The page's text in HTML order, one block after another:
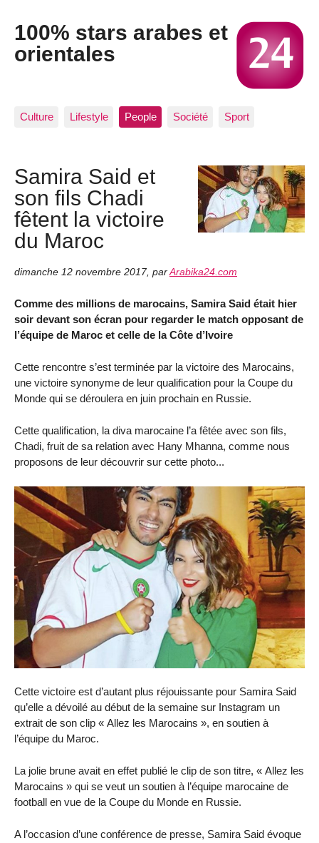
100% stars arabes et
orientales
Culture Lifestyle People Société Sport
Samira Said et
son fils Chadi
fêtent la victoire
du Maroc
dimanche 12 novembre 2017, parArabika24.com
Comme des millions de marocains, Samira Said était hier
soir devant son écran pour regarder le match opposant de
l’équipe de Maroc et celle de la Côte d’Ivoire
Cette rencontre s’est terminée par la victoire des Marocains,
une victoire synonyme de leur qualification pour la Coupe du
Monde qui se déroulera en juin prochain en Russie.
Cette qualification, la diva marocaine l’a fêtée avec son fils,
Chadi, fruit de sa relation avec Hany Mhanna, comme nous
proposons de leur découvrir sur cette photo...
Cette victoire est d’autant plus réjouissante pour Samira Said
qu’elle a dévoilé au début de la semaine sur Instagram un
extrait de son clip « Allez les Marocains », en soutien à
l’équipe du Maroc.
La jolie brune avait en effet publié le clip de son titre, « Allez les
Marocains » qui se veut un soutien à l’équipe marocaine de
football en vue de la Coupe du Monde en Russie.
A l’occasion d’une conférence de presse, Samira Said évoque